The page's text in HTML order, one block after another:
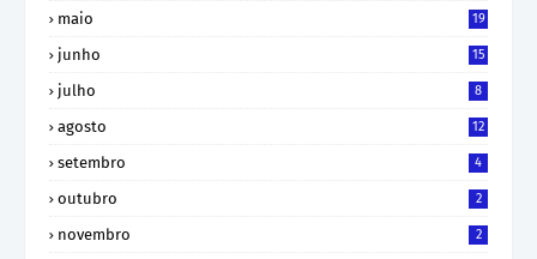
maio 19
junho 15
julho 8
agosto 12
setembro 4
outubro 2
novembro 2